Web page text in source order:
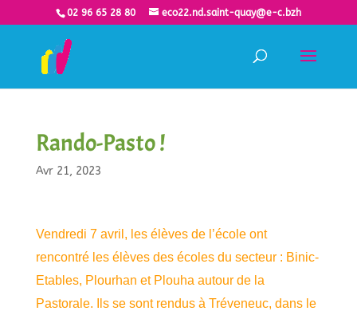
02 96 65 28 80 eco22.nd.saint-quay@e-c.bzh
Rando-Pasto !
Avr 21, 2023
Vendredi 7 avril, les élèves de l’école ont
rencontré les élèves des écoles du secteur : Binic-
Etables, Plourhan et Plouha autour de la
Pastorale. Ils se sont rendus à Tréveneuc, dans le